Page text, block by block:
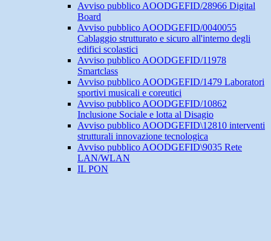
Avviso pubblico AOODGEFID/28966 Digital
Board
Avviso pubblico AOODGEFID/0040055
Cablaggio strutturato e sicuro all'interno degli
edifici scolastici
Avviso pubblico AOODGEFID/11978
Smartclass
Avviso pubblico AOODGEFID/1479 Laboratori
sportivi musicali e coreutici
Avviso pubblico AOODGEFID/10862
Inclusione Sociale e lotta al Disagio
Avviso pubblico AOODGEFID\12810 interventi
strutturali innovazione tecnologica
Avviso pubblico AOODGEFID\9035 Rete
LAN/WLAN
IL PON